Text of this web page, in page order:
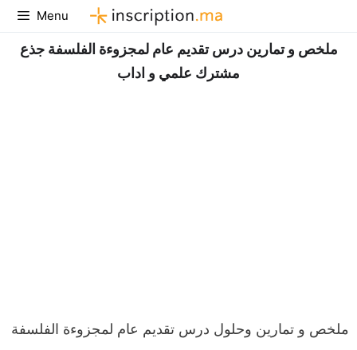
Aller
au
contenu
Menu
ملخص و تمارين درس تقديم عام لمجزوءة الفلسفة جذع
مشترك علمي و اداب
ملخص و تمارين وحلول درس تقديم عام لمجزوءة الفلسفة